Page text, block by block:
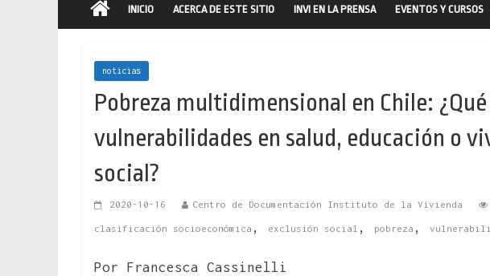
INICIO ACERCA DE ESTE SITIO INVI EN LA PRENSA EVENTOS Y CURSOS
noticias
Pobreza multidimensional en Chile:
vulnerabilidades en salud, educación o
social?
2020-10-16 Centro de Documentación Instituto de la Vivienda
clasificación socioeconómica , exclusión social , pobreza ,
Por Francesca Cassinelli